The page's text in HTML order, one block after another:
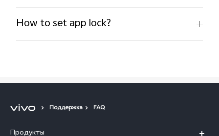
How to set app lock?
Поддержка FAQ
Продукты